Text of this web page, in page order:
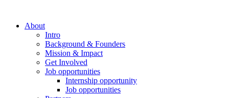
About
Intro
Background & Founders
Mission & Impact
Get Involved
Job opportunities
Internship opportunity
Job opportunities